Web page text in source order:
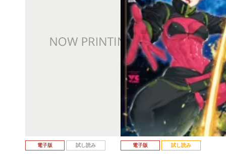
電子版 試し読み 電子版 試し読み